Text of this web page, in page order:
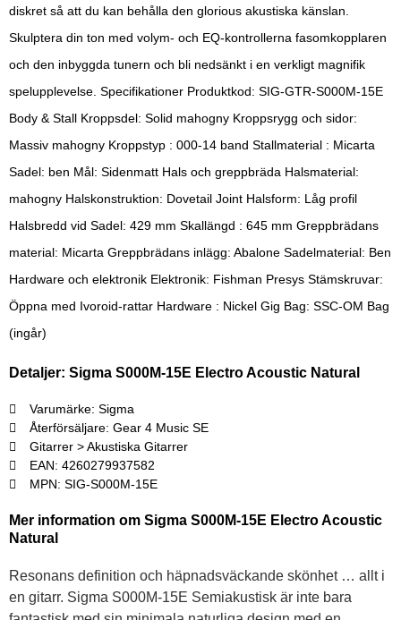
diskret så att du kan behålla den glorious akustiska känslan.
Skulptera din ton med volym- och EQ-kontrollerna fasomkopplaren
och den inbyggda tunern och bli nedsänkt i en verkligt magnifik
spelupplevelse. Specifikationer Produktkod: SIG-GTR-S000M-15E
Body & Stall Kroppsdel: Solid mahogny Kroppsrygg och sidor:
Massiv mahogny Kroppstyp : 000-14 band Stallmaterial : Micarta
Sadel: ben Mål: Sidenmatt Hals och greppbräda Halsmaterial:
mahogny Halskonstruktion: Dovetail Joint Halsform: Låg profil
Halsbredd vid Sadel: 429 mm Skallängd : 645 mm Greppbrädans
material: Micarta Greppbrädans inlägg: Abalone Sadelmaterial: Ben
Hardware och elektronik Elektronik: Fishman Presys Stämskruvar:
Öppna med Ivoroid-rattar Hardware : Nickel Gig Bag: SSC-OM Bag
(ingår)
Detaljer: Sigma S000M-15E Electro Acoustic Natural
Varumärke: Sigma
Återförsäljare: Gear 4 Music SE
Gitarrer > Akustiska Gitarrer
EAN: 4260279937582
MPN: SIG-S000M-15E
Mer information om Sigma S000M-15E Electro Acoustic
Natural
Resonans definition och häpnadsväckande skönhet … allt i
en gitarr. Sigma S000M-15E Semiakustisk är inte bara